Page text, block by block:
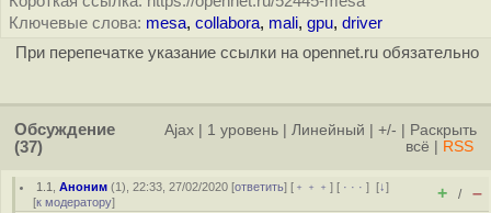
Ключевые слова: mesa, collabora, mali, gpu, driver
При перепечатке указание ссылки на opennet.ru обязательно
Обсуждение
(37)
Ajax 1 уровень Линейный +/-
Раскрыть
всё
RSS
1.1 ,Аноним (1), 22:33, 27/02/2020 [ответить] [ ﹢﹢﹢] [ · · ·][↓]
[к модератору] + / –